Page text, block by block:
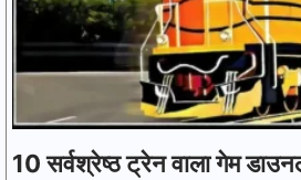
10 सर्वश्रेष्ठ ट्रेन वाला गेम